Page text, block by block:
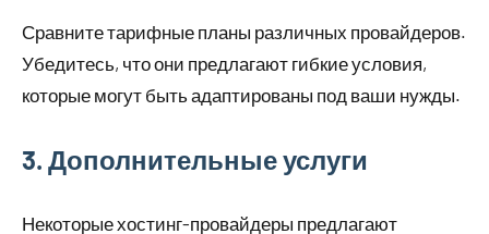
Сравните тарифные планы различных провайдеров.
Убедитесь, что они предлагают гибкие условия,
которые могут быть адаптированы под ваши нужды.
3. Дополнительные услуги
Некоторые хостинг-провайдеры предлагают